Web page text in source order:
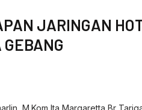
JARINGAN